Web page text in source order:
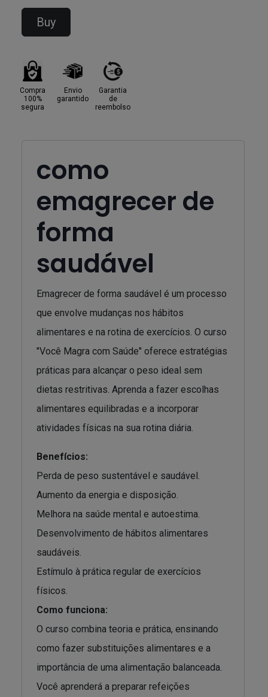
Buy
Compra
100%
segura
Envio
garantido
Garantia
de
reembolso
como
emagrecer de
forma
saudável
Emagrecer de forma saudável é um processo
que envolve mudanças nos hábitos
alimentares e na rotina de exercícios. O curso
"Você Magra com Saúde" oferece estratégias
práticas para alcançar o peso ideal sem
dietas restritivas. Aprenda a fazer escolhas
alimentares equilibradas e a incorporar
atividades físicas na sua rotina diária.
Benefícios:
Perda de peso sustentável e saudável.
Aumento da energia e disposição.
Melhora na saúde mental e autoestima.
Desenvolvimento de hábitos alimentares
saudáveis.
Estímulo à prática regular de exercícios
físicos.
Como funciona:
O curso combina teoria e prática, ensinando
como fazer substituições alimentares e a
importância de uma alimentação balanceada.
Você aprenderá a preparar refeições